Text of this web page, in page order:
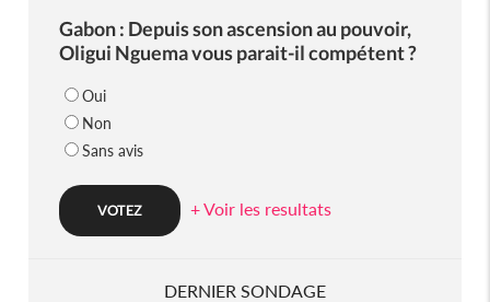
Gabon : Depuis son ascension au pouvoir,
Oligui Nguema vous parait-il compétent ?
Oui
Non
Sans avis
+ Voir les resultats
DERNIER SONDAGE